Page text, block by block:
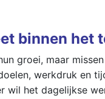
binnen het
groei, maar
werkdruk en
wil het dagelijkse